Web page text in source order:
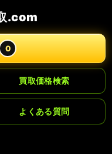
.com
0
買取価格検索
よくある質問